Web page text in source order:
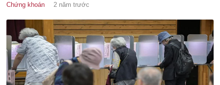
Chứng khoán 2 năm trước